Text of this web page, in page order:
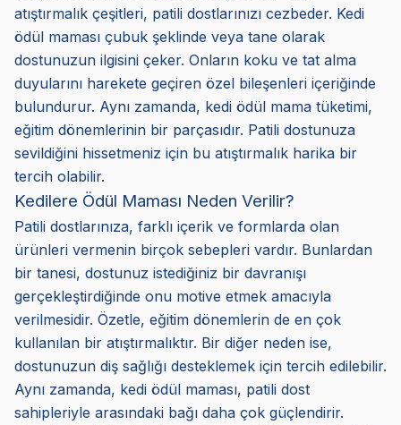
atıştırmalık çeşitleri, patili dostlarınızı cezbeder. Kedi
ödül maması çubuk şeklinde veya tane olarak
dostunuzun ilgisini çeker. Onların koku ve tat alma
duyularını harekete geçiren özel bileşenleri içeriğinde
bulundurur. Aynı zamanda, kedi ödül mama tüketimi,
eğitim dönemlerinin bir parçasıdır. Patili dostunuza
sevildiğini hissetmeniz için bu atıştırmalık harika bir
tercih olabilir.
Kedilere Ödül Maması Neden Verilir?
Patili dostlarınıza, farklı içerik ve formlarda olan
ürünleri vermenin birçok sebepleri vardır. Bunlardan
bir tanesi, dostunuz istediğiniz bir davranışı
gerçekleştirdiğinde onu motive etmek amacıyla
verilmesidir. Özetle, eğitim dönemlerin de en çok
kullanılan bir atıştırmalıktır. Bir diğer neden ise,
dostunuzun diş sağlığı desteklemek için tercih edilebilir.
Aynı zamanda, kedi ödül maması, patili dost
sahipleriyle arasındaki bağı daha çok güçlendirir.